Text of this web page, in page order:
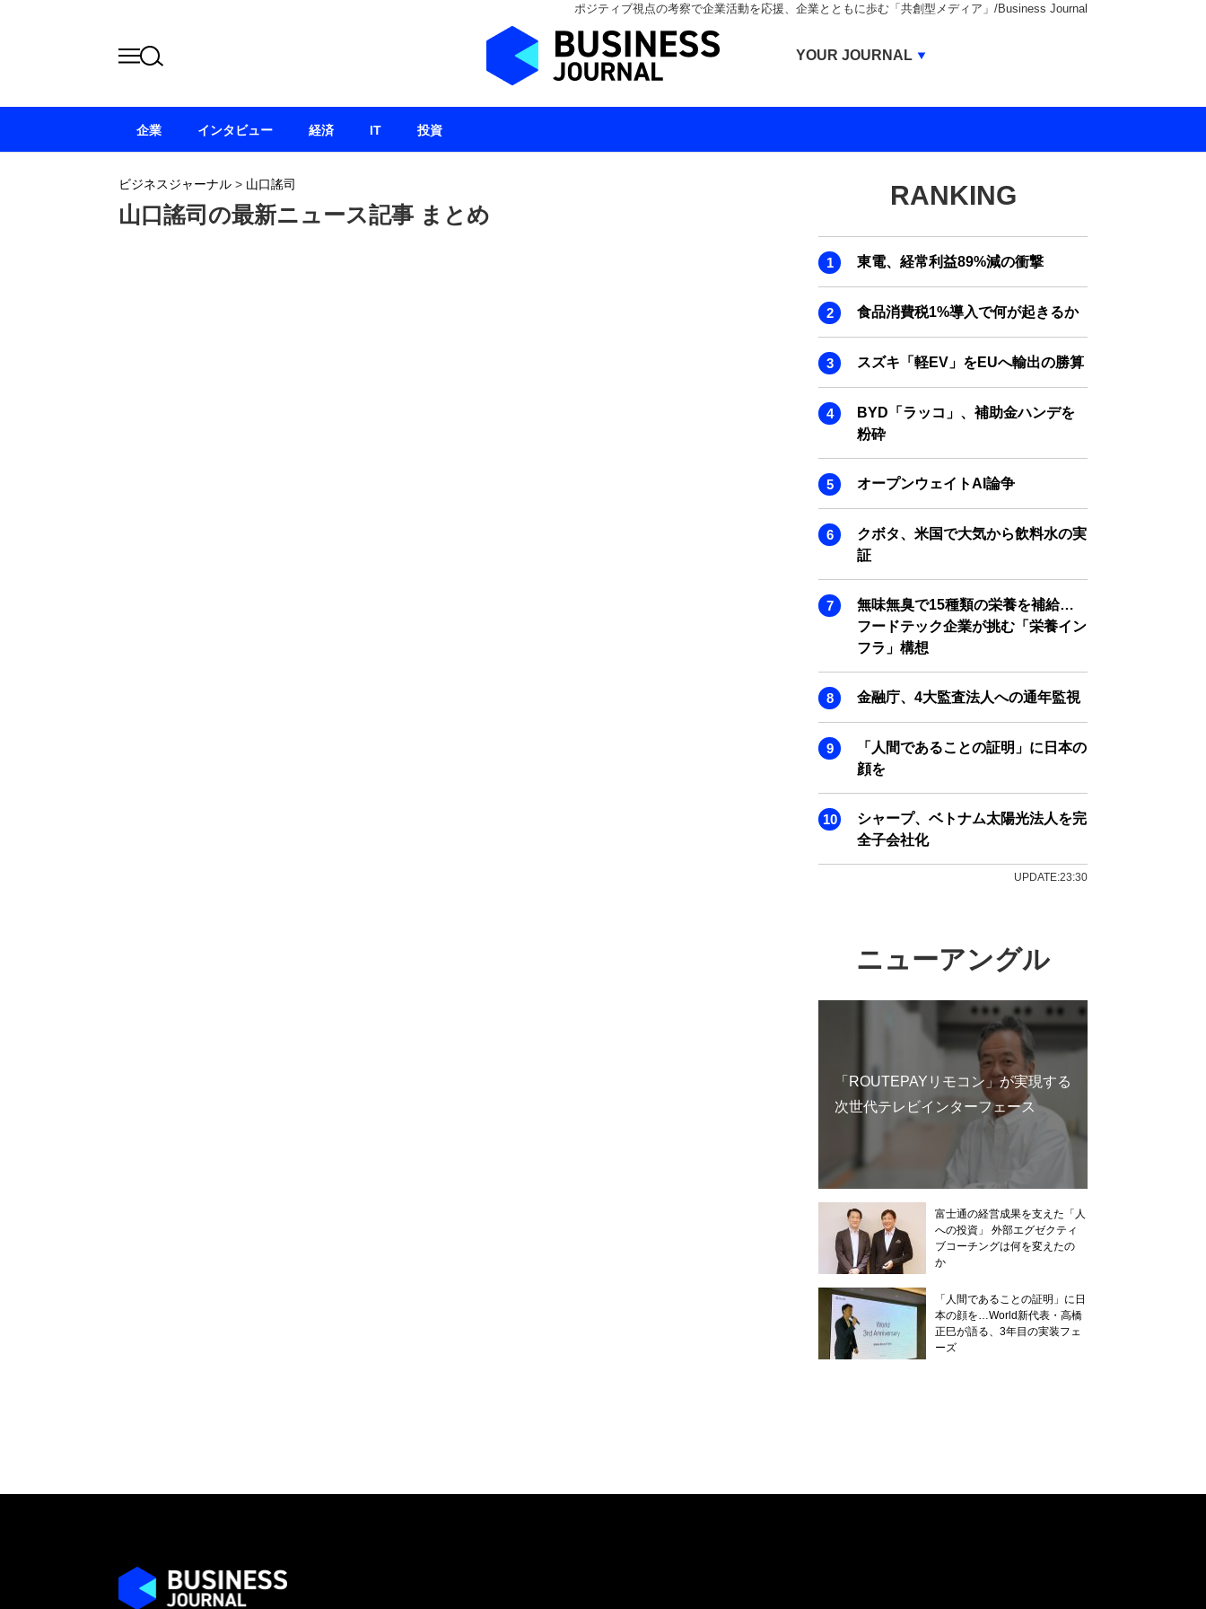
ポジティブ視点の考察で企業活動を応援、企業とともに歩む「共創型メディア」/Business Journal
ビジネスジャーナル > 山口謠司
山口謠司の最新ニュース記事 まとめ
RANKING
東電、経常利益89%減の衝撃
食品消費税1%導入で何が起きるか
スズキ「軽EV」をEUへ輸出の勝算
BYD「ラッコ」、補助金ハンデを
粉砕
オープンウェイトAI論争
クボタ、米国で大気から飲料水の実
証
無味無臭で15種類の栄養を補給…
フードテック企業が挑む「栄養イン
フラ」構想
金融庁、4大監査法人への通年監視
「人間であることの証明」に日本の
顔を
シャープ、ベトナム太陽光法人を完
全子会社化
UPDATE:23:30
ニューアングル
「ROUTEPAYリモコン」が実現する
次世代テレビインターフェース
富士通の経営成果を支えた「人
への投資」 外部エグゼクティ
ブコーチングは何を変えたの
か
「人間であることの証明」に日
本の顔を…World新代表・高橋
正巳が語る、3年目の実装フェ
ーズ
企業 インタビュー 経済 IT 投資
YOUR JOURNAL
BUSINESS JOURNAL
IVS JOURNAL
ENERGY MANAGEMENT JOURNAL
INBOUND JOURNAL
LIFE ENDING JOURNAL
AI JOURNAL
REAL ESTATE BROKERAGE JOURNAL
SMART MARKETING JOURNAL
BPaaS JOURNAL
ADOPTABLE DOG JOURNAL